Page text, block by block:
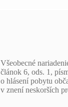
Všeobecné
článok 6, ods. 1,
o hlásení pobytu
v znení neskorších